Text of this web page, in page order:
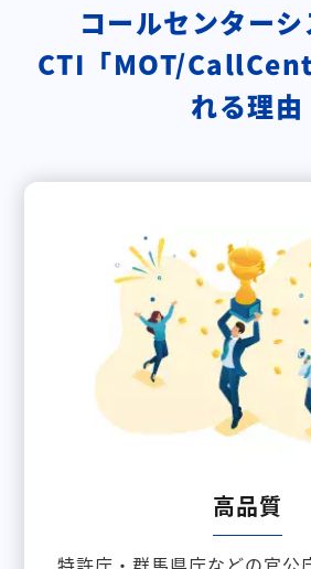
コールセンターシ
CTI「MOT/
れる理由
高品質